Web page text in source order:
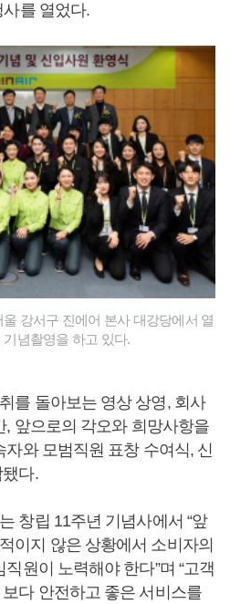
를 열었다.
강서구 진에어 본사 대강당에서 열
념촬영을 하고 있다.
를 돌아보는 영상 상영, 회사
, 앞으로의 각오와 희망사항을
와 모범직원 표창 수여식, 신
다.
창립 11주년 기념사에서 “앞
이지 않은 상황에서 소비자의
원이 노력해야 한다”며 “고객
다 안전하고 좋은 서비스를